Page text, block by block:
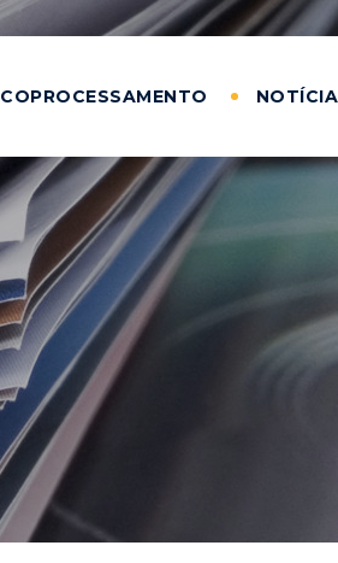
COPROCESSAMENTO